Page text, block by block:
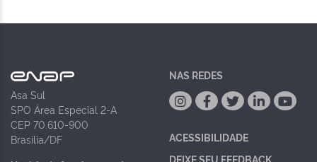
Asa Sul
SPO Área Especial 2-A
CEP 70.610-900
Brasília/DF
NAS REDES
ACESSIBILIDADE
DEIXE SEU FEEDBACK